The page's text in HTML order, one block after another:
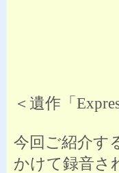
＜遺作「
今回ご紹介す
かけて録音さ